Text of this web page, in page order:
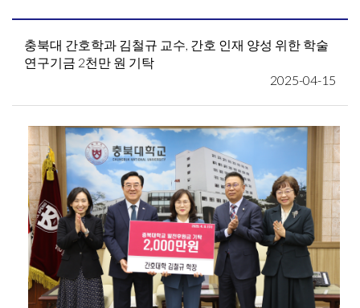
충북대 간호학과 김철규 교수, 간호 인재 양성 위한 학술
연구기금 2천만 원 기탁
2025-04-15